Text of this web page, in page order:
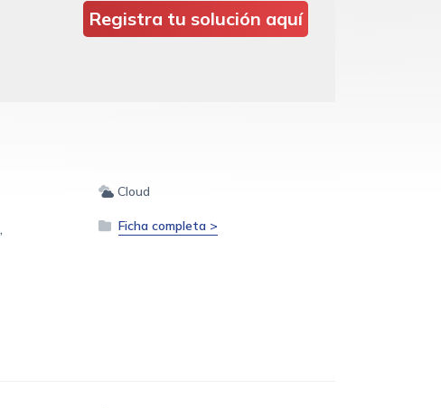
Registra tu solución aquí
Cloud
Ficha completa >